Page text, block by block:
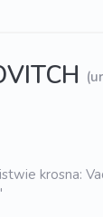
krosna: